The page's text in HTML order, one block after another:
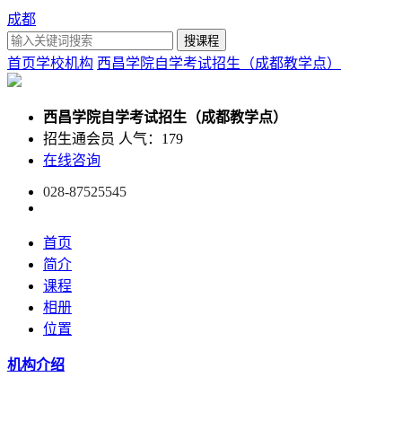
成都
首页学校机构 西昌学院自学考试招生（成都教学点）
西昌学院自学考试招生（成都教学点）
招生通会员 人气：179
在线咨询
028-87525545
首页
简介
课程
相册
位置
机构介绍